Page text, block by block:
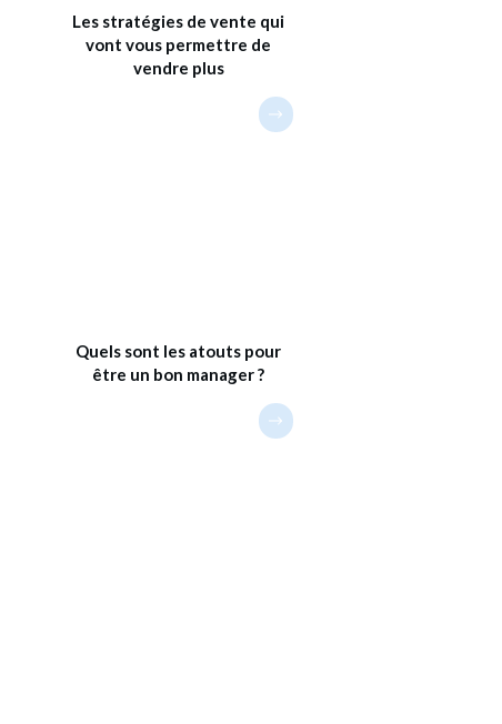
Les stratégies de vente qui
vont vous permettre de
vendre plus
Quels sont les atouts pour
être un bon manager ?